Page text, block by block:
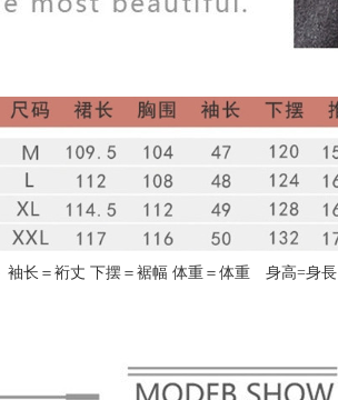
长＝裄丈 下摆＝裾幅 体重＝体重 身高=身長